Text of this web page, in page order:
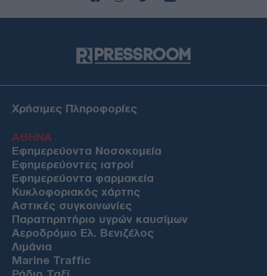
Χρήσιμες Πληροφορίες
ΑΘΗΝΑ
Εφημερεύοντα Νοσοκομεία
Εφημερεύοντες ιατροί
Εφημερεύοντα φαρμακεία
Κυκλοφοριακός χάρτης
Αστικές συγκοινωνίες
Παρατηρητήριο υγρών καυσίμων
Αεροδρόμιο Ελ. Βενιζέλος
Λιμάνια
Marine Traffic